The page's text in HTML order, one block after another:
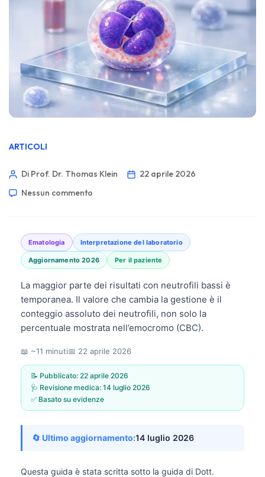
ARTICOLI
Di Prof. Dr. Thomas Klein
22 aprile 2026
Nessun commento
Ematologia Interpretazione del laboratorio
Aggiornamento 2026 Per il paziente
La maggior parte dei risultati con neutrofili bassi è
temporanea. Il valore che cambia la gestione è il
conteggio assoluto dei neutrofili, non solo la
percentuale mostrata nell’emocromo (CBC).
📖 ~11 minuti📅 22 aprile 2026
📝 Pubblicato: 22 aprile 2026
🩺 Revisione medica: 14 luglio 2026
✅ Basato su evidenze
🔄 Ultimo aggiornamento:14 luglio 2026
Questa guida è stata scritta sotto la guida di Dott.